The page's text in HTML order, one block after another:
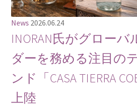
News 2026.06.24
INORAN氏がグローバ
ダーを務める注目の
ンド「CASA TIERRA
上陸